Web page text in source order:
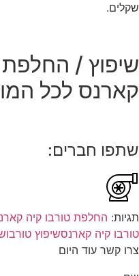
שקלים.
שיפוץ /
קארנס לכל
שתפו חברים:
תגיות: החלפת טורבו קיה
טורבו קיה קארנסשיפוץ טורבו
צרו קשר עוד היום